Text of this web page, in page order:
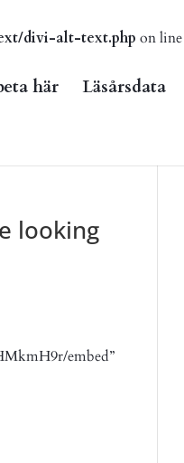
divi-alt-text.php on line
här Läsårsdata
looking
embed”